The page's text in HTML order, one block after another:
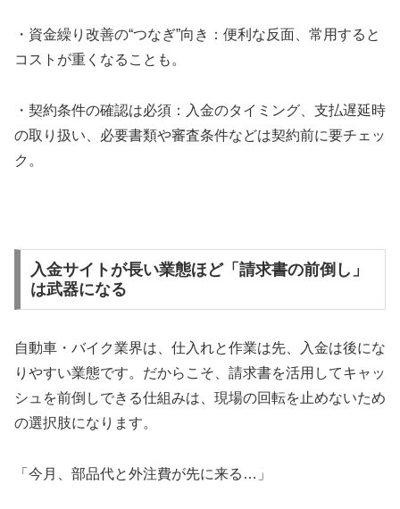
・資金繰り改善の“つなぎ”向き：便利な反面、常用すると
コストが重くなることも。
・契約条件の確認は必須：入金のタイミング、支払遅延時
の取り扱い、必要書類や審査条件などは契約前に要チェッ
ク。
入金サイトが長い業態ほど「請求書の前倒し」
は武器になる
自動車・バイク業界は、仕入れと作業は先、入金は後にな
りやすい業態です。だからこそ、請求書を活用してキャッ
シュを前倒しできる仕組みは、現場の回転を止めないため
の選択肢になります。
「今月、部品代と外注費が先に来る…」